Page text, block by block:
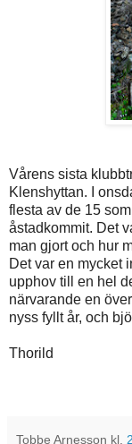
Vårens sista
Klenshyttan. I
flesta av de 15
åstadkommit. Det
man gjort och hur
Det var en mycket
upphov till en hel
närvarande en
nyss fyllt år, och
Thorild
Tobbe Arnesson kl.